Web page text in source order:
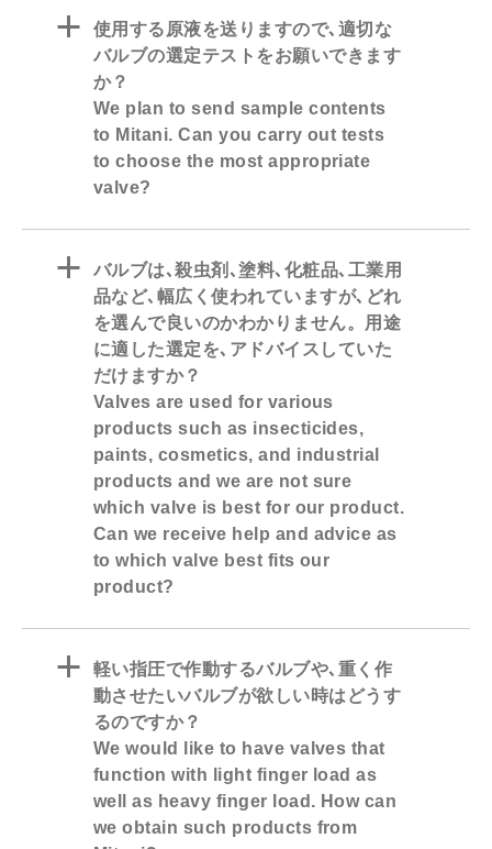
a
使用する原液を送りますので､適切な
バルブの選定テストをお願いできます
か？
We plan to send sample contents
to Mitani. Can you carry out tests
to choose the most appropriate
valve?
a
バルブは､殺虫剤､塗料､化粧品､工業用
品など､幅広く使われていますが､どれ
を選んで良いのかわかりません。用途
に適した選定を､アドバイスしていた
だけますか？
Valves are used for various
products such as insecticides,
paints, cosmetics, and industrial
products and we are not sure
which valve is best for our product.
Can we receive help and advice as
to which valve best fits our
product?
a
軽い指圧で作動するバルブや､重く作
動させたいバルブが欲しい時はどうす
るのですか？
We would like to have valves that
function with light finger load as
well as heavy finger load. How can
we obtain such products from